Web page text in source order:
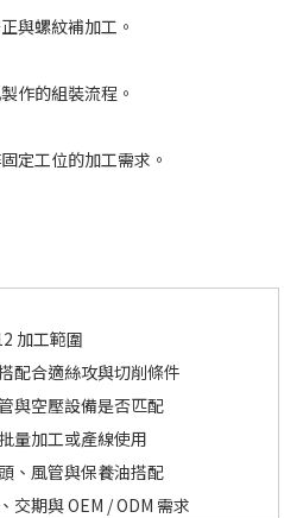
與螺紋補加工。
作的組裝流程。
定工位的加工需求。
加工範圍
配合適絲攻與切削條件
與空壓設備是否匹配
量加工或產線使用
、風管與保養油搭配
交期與 OEM / ODM 需求